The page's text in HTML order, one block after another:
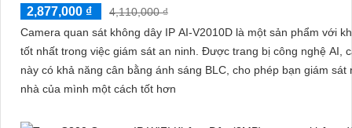
2,877,000 ₫
4,110,000 ₫
Camera quan sát không dây IP AI-V2010D là một sản phẩm với
tốt nhất trong việc giám sát an ninh. Được trang bị công nghệ AI, camera
này có khả năng cân bằng ánh sáng BLC, cho phép bạn giám sát
nhà của mình một cách tốt hơn